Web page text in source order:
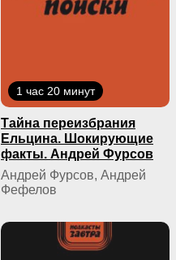
1 час 20 минут
Тайна переизбрания
Ельцина. Шокирующие
факты. Андрей Фурсов
Андрей Фурсов, Андрей
Фефелов